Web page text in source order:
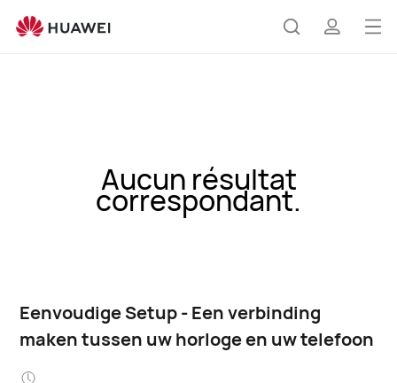
Aucun résultat
correspondant.
Eenvoudige Setup - Een verbinding
maken tussen uw horloge en uw telefoon